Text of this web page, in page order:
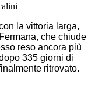
la vittoria larga,
che chiude
reso ancora più
335 giorni di
ritrovato.